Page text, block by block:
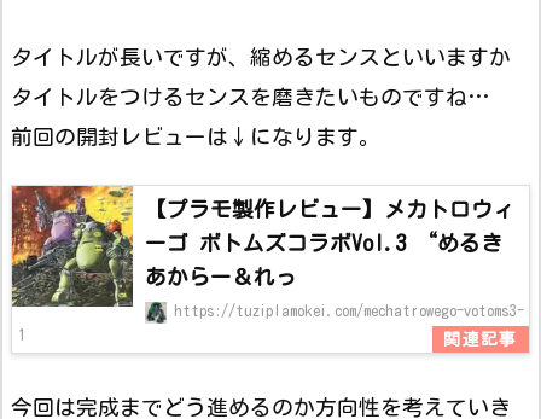
タイトルが長いですが、縮めるセンスといいますか
タイトルをつけるセンスを磨きたいものですね…
前回の開封レビューは↓になります。
【プラモ製作レビュー】メカトロウィ
ーゴ ボトムズコラボVol.3 “めるき
あからー＆れっ
https://tuziplamokei.com/mechatrowego-votoms3-
1
今回は完成までどう進めるのか方向性を考えていき